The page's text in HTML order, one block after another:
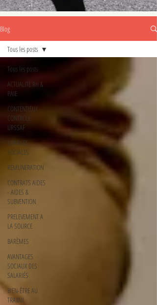
Blog
Tous les posts
ACTUALITE RH &
PAIE
CONTENTIEUX -
CONTROLE
URSSAF
CHARGES
SOCIALES
REMUNERATION
CONTRATS AIDES
- AIDES &
SUBVENTION
PRELEVEMENT A
LA SOURCE
BARÈMES
AVANTAGES
SOCIAUX DES
SALARIÉS
BIEN-ÊTRE AU
TRAVAIL
Tous les posts